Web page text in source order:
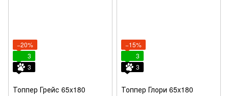
−20%
3
3
Топпер Грейс 65x180
−15%
3
3
Топпер Глори 65x180